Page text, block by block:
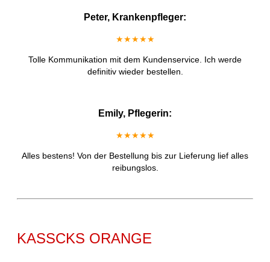
Peter, Krankenpfleger:
★★★★★
Tolle Kommunikation mit dem Kundenservice. Ich werde
definitiv wieder bestellen.
Emily, Pflegerin:
★★★★★
Alles bestens! Von der Bestellung bis zur Lieferung lief alles
reibungslos.
KASSCKS ORANGE